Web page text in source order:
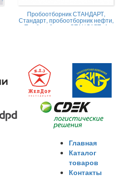
Пробоотборник СТАНДАРТ,
Стандарт, пробоотборник нефти,
Пробоотборник СТАНДАРТ -А
Главная
Каталог
товаров
Контакты